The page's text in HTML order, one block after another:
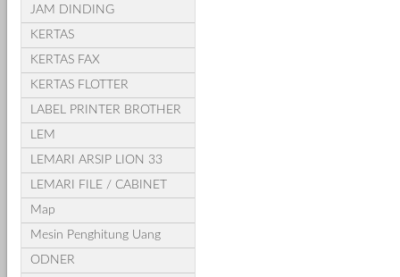
JAM DINDING
KERTAS
KERTAS FAX
KERTAS FLOTTER
LABEL PRINTER BROTHER
LEM
LEMARI ARSIP LION 33
LEMARI FILE / CABINET
Map
Mesin Penghitung Uang
ODNER